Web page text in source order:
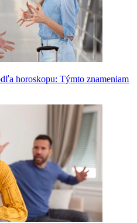
horoskopu: Týmto znameniam